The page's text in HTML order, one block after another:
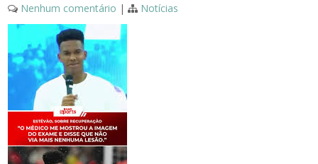
Nenhum comentário | Notícias